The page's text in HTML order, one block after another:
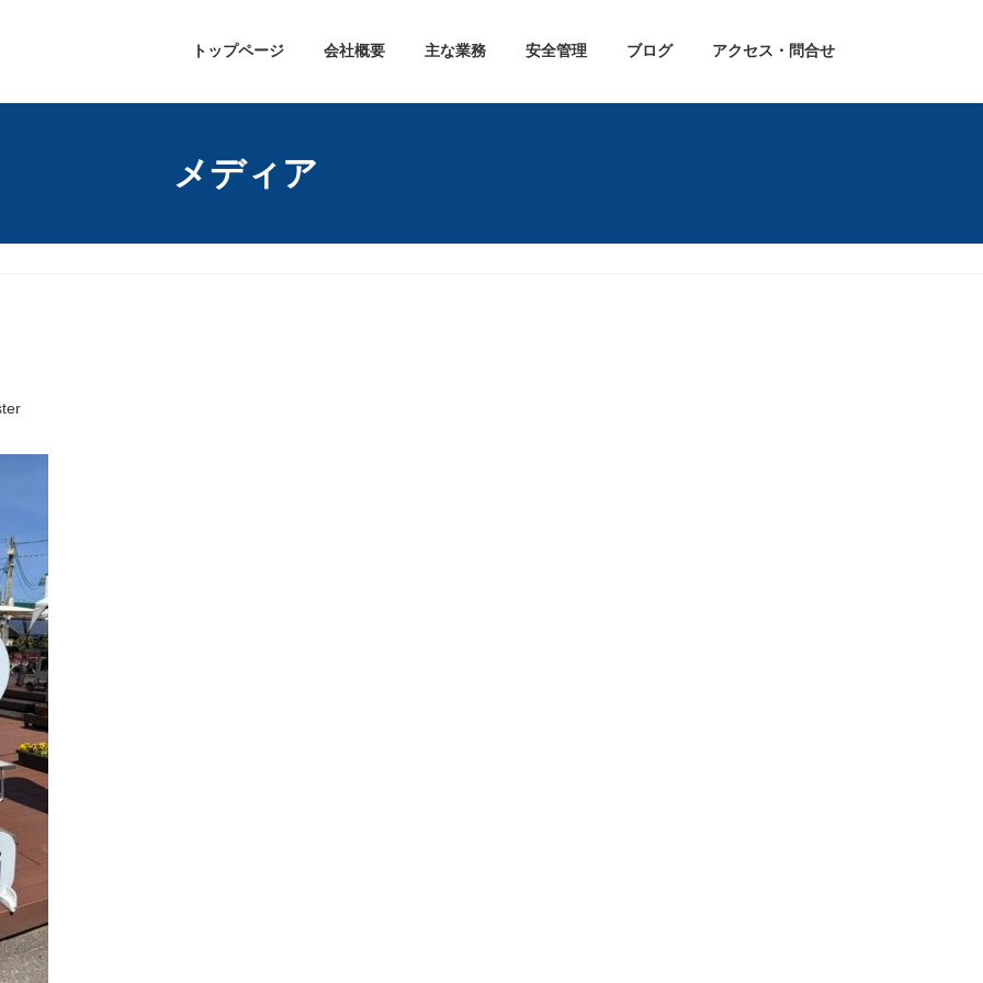
トップページ 会社概要 主な業務 安全管理 ブログ アクセス・問合せ
メディア